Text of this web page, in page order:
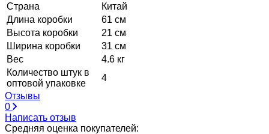
Страна
Китай
Длина коробки
61 см
Высота коробки
21 см
Ширина коробки
31 см
Вес
4.6 кг
Количество штук в
оптовой упаковке
4
Отзывы
0
Написать отзыв
Средняя оценка покупателей: